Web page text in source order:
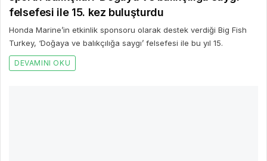
Konyalı Hacı Veyiszade Camii’nin Temeli Atıldı
Zeytinburnu Maltepe Mahallesi’nde inşa edilecek olan Konyalı Hacı
Veyiszade Camii’nin temel atma töreni yapıldı.
DEVAMINI OKU